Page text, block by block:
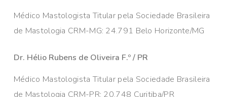
Médico Mastologista Titular pela Sociedade Brasileira
de Mastologia CRM-MG: 24.791 Belo Horizonte/MG
Dr. Hélio Rubens de Oliveira F.º / PR
Médico Mastologista Titular pela Sociedade Brasileira
de Mastologia CRM-PR: 20.748 Curitiba/PR